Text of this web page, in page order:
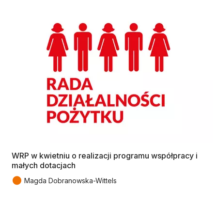
WRP w kwietniu o realizacji programu współpracy i
małych dotacjach
● Magda Dobranowska-Wittels